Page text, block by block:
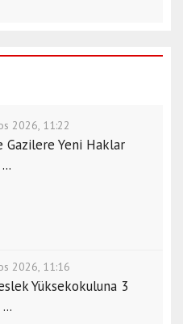
2026, 11:22
Gazilere Yeni Haklar
2026, 11:16
Yüksekokuluna 3